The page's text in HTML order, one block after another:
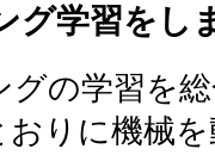
グ学習をし
グの学習を
おりに機械